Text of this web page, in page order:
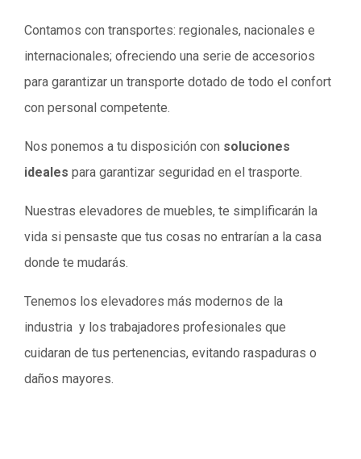
Contamos con transportes: regionales, nacionales e
internacionales; ofreciendo una serie de accesorios
para garantizar un transporte dotado de todo el confort
con personal competente.
Nos ponemos a tu disposición con soluciones
ideales para garantizar seguridad en el trasporte.
Nuestras elevadores de muebles, te simplificarán la
vida si pensaste que tus cosas no entrarían a la casa
donde te mudarás.
Tenemos los elevadores más modernos de la
industria y los trabajadores profesionales que
cuidaran de tus pertenencias, evitando raspaduras o
daños mayores.